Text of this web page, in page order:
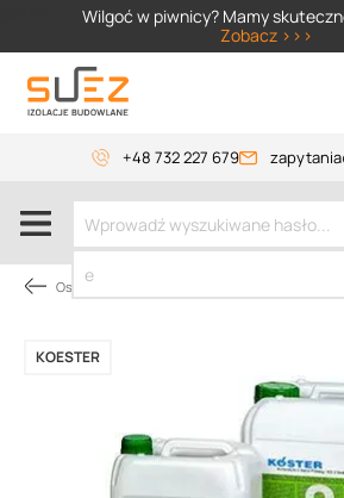
Wilgoć w piwnicy? Mamy
Zobacz >>>
+48 732 227 679
Osuszanie budynków
KOESTER